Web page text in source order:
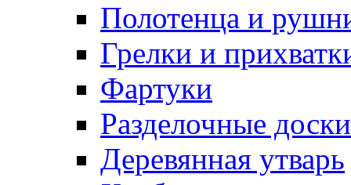
Полотенца и
Грелки и
Фартуки
Разделочные доски
Деревянная утварь